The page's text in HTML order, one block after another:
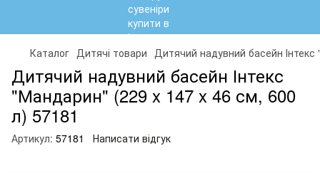
Каталог Дитячі товари Дитячий надувний басейн
Дитячий надувний басейн Інтекс
"Мандарин" (229 x 147 x 46 см, 600
л) 57181
Артикул: 57181 Написати відгук